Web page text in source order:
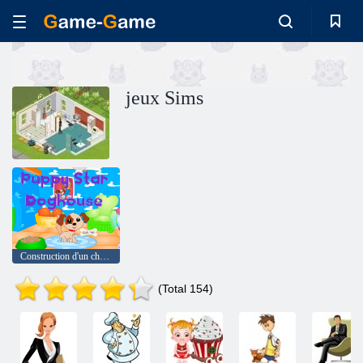
jeux Sims
Construction d'un chenil pour un chiot
(Total 154)